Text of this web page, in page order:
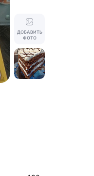
ДОБАВИТЬ
ФОТО